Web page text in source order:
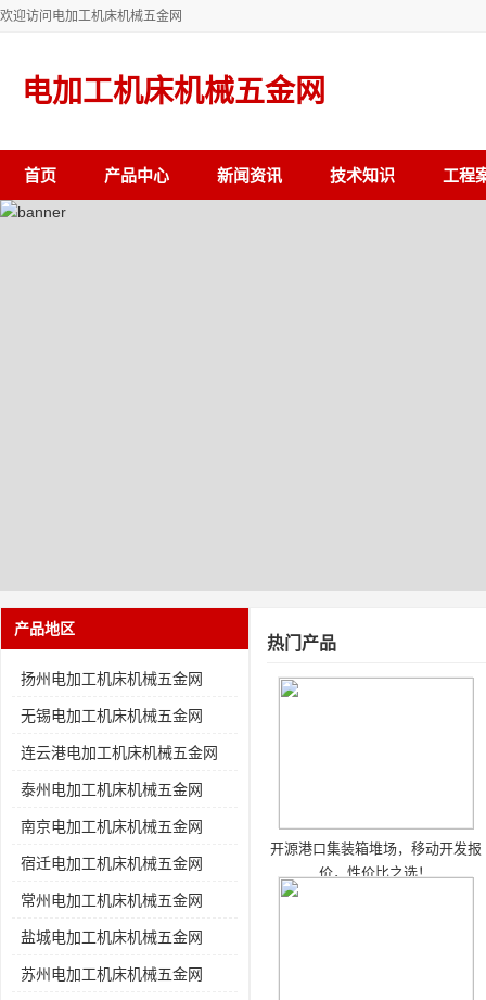
欢迎访问电加工机床机械五金网
电加工机床机械五金网
首页 产品中心 新闻资讯 技术知识 工程
产品地区
扬州电加工机床机械五金网
无锡电加工机床机械五金网
连云港电加工机床机械五金网
泰州电加工机床机械五金网
南京电加工机床机械五金网
宿迁电加工机床机械五金网
常州电加工机床机械五金网
盐城电加工机床机械五金网
苏州电加工机床机械五金网
热门产品
开源港口集装箱堆场，移动开发报
价，性价比之选！